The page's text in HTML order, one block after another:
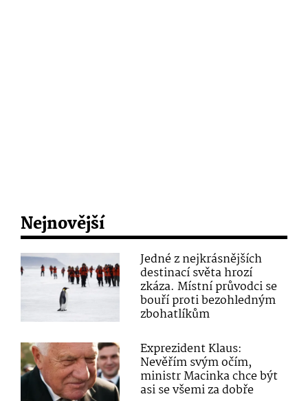
Nejnovější
Jedné z nejkrásnějších
destinací světa hrozí
zkáza. Místní průvodci se
bouří proti bezohledným
zbohatlíkům
Exprezident Klaus:
Nevěřím svým očím,
ministr Macinka chce být
asi se všemi za dobře